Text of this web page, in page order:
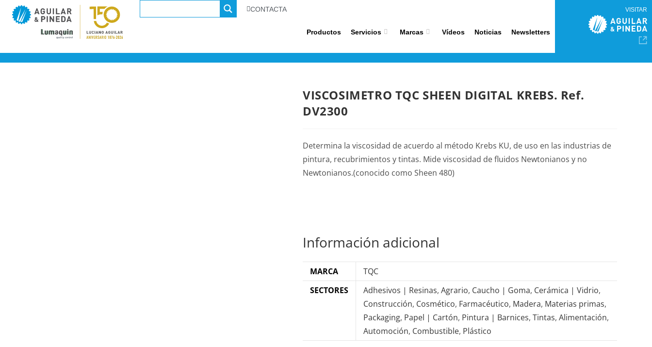
CONTACTA
Productos Servicios Marcas Vídeos Noticias Newsletters
VISITAR
VISCOSIMETRO TQC SHEEN DIGITAL KREBS. Ref.
DV2300
Determina la viscosidad de acuerdo al método Krebs KU, de uso en las industrias de
pintura, recubrimientos y tintas. Mide viscosidad de fluidos Newtonianos y no
Newtonianos.(conocido como Sheen 480)
Información adicional
MARCA
TQC
SECTORES
Adhesivos | Resinas, Agrario, Caucho | Goma, Cerámica | Vidrio,
Construcción, Cosmético, Farmacéutico, Madera, Materias primas,
Packaging, Papel | Cartón, Pintura | Barnices, Tintas, Alimentación,
Automoción, Combustible, Plástico